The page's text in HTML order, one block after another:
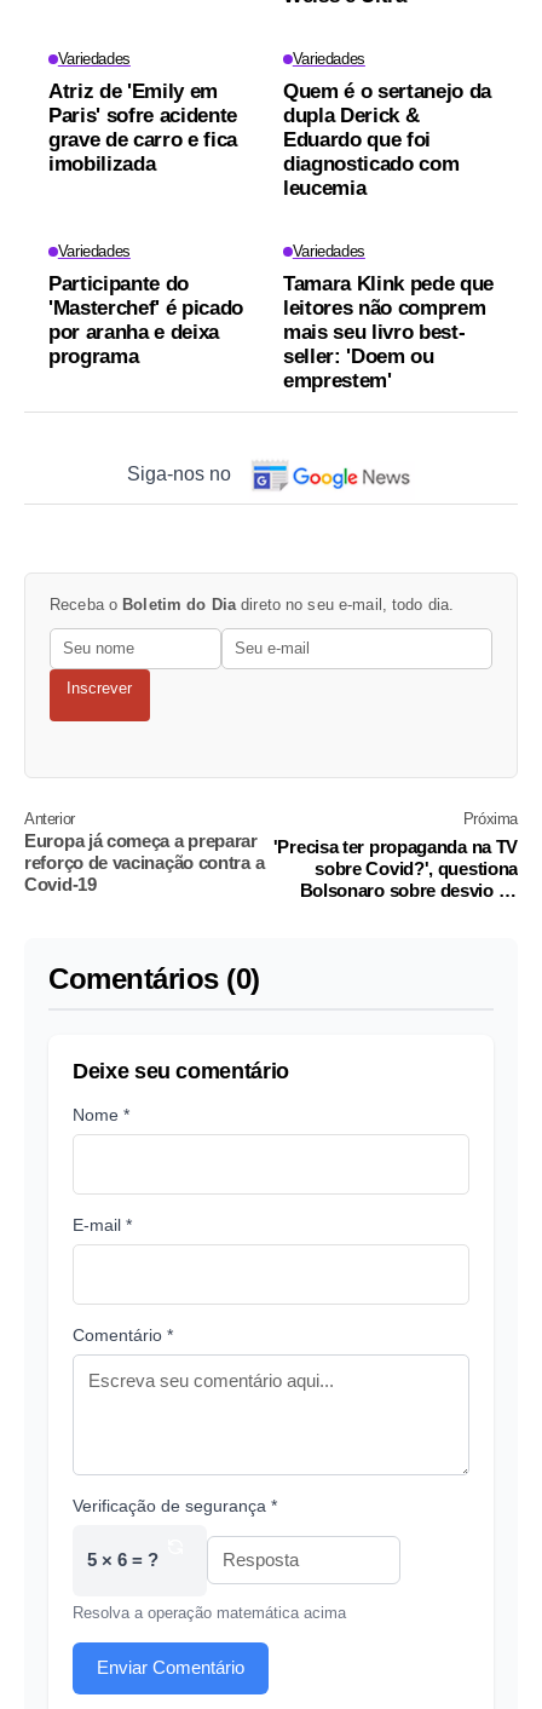
Variedades
Atriz de 'Emily em
Paris' sofre acidente
grave de carro e fica
imobilizada
Variedades
Quem é o sertanejo da
dupla Derick &
Eduardo que foi
diagnosticado com
leucemia
Variedades
Participante do
'Masterchef' é picado
por aranha e deixa
programa
Variedades
Tamara Klink pede que
leitores não comprem
mais seu livro best-
seller: 'Doem ou
emprestem'
Siga-nos no
Receba o Boletim do Diadireto no seu e-mail, todo dia.
Inscrever
Anterior
Europa já começa a preparar
reforço de vacinação contra a
Covid-19
Próxima
'Precisa ter propaganda na TV
sobre Covid?', questiona
Bolsonaro sobre desvio de
Comentários (0)
Deixe seu comentário
Nome *
E-mail *
Comentário *
Verificação de segurança *
5 × 6 = ?
Resolva a operação matemática acima
Enviar Comentário